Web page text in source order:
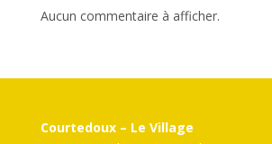
Aucun commentaire à afficher.
Courtedoux – Le Village